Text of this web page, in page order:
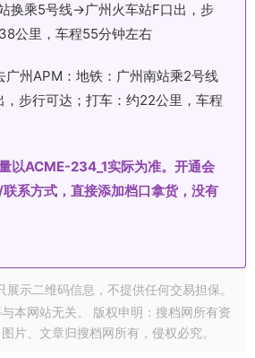
换乘5号线→广州火车站F口出，步
公里，车程55分钟左右
广州APM：地铁：广州南站乘2号线
步行可达；打车：约22公里，车程
以ACME-234_1实际为准。开通会
系方式，直接添加档口拿货，没有
展示二维码信息，不提供任何交易担保。
本网站无关。 版权申明：搜档网所有资
片、文章归搜档网所有，侵权必究。